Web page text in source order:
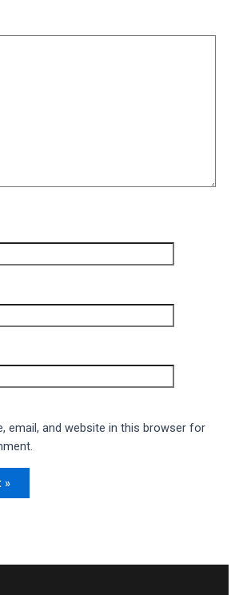
email, and website in this browser for